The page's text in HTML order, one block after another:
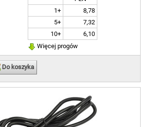
1+
8,78
5+
7,32
10+
6,10
Więcej progów
Do koszyka